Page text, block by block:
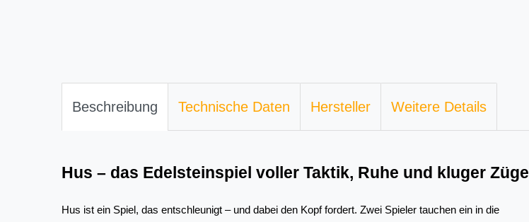
Beschreibung Technische Daten Hersteller Weitere Details
Hus – das Edelsteinspiel voller Taktik, Ruhe und kluger Züge
Hus ist ein Spiel, das entschleunigt – und dabei den Kopf fordert. Zwei Spieler tauchen ein in die